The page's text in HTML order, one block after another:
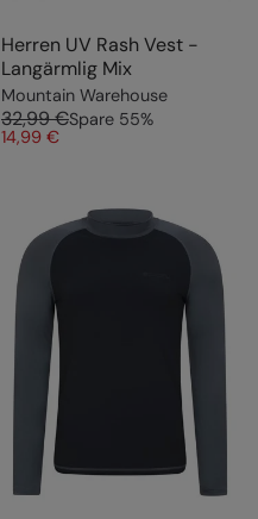
Herren UV Rash Vest -
Langärmlig Mix
Mountain Warehouse
32,99 €Spare 55%
14,99 €